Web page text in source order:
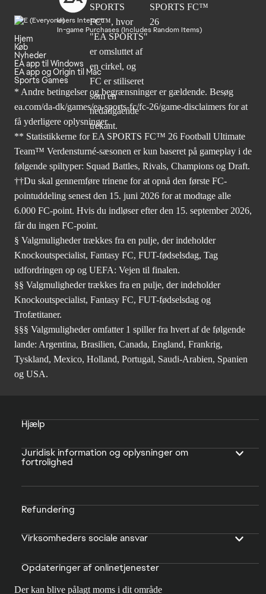
Users Interact
In-game Purchases (Includes Random Items)
Hjem
Køb
Nyheder
EA app til Windows
EA app og Origin til Mac
Sports Games
* Andre betingelser og begrænsninger er gældende. Besøg
ea.com/da-dk/games/ea-sports-fc/fc-26/game-disclaimers for at
få yderligere oplysninger.
** Statistikkerne for EA SPORTS FC™ 26 Football Ultimate
Team™ Verdensturné-sæsonen er kun baseret på gameplay i de
følgende spiltyper: Squad Battles, Rivals, Champions og Draft.
††Du skal gennemføre trinene for at opnå den første FC-
pointuddeling senest den 15. juni 2026 for at modtage alle
6.000 FC-point. Hvis du indløser efter den 15. september 2026,
får du ingen FC-point.
§ Valgmuligheder trækkes fra en pulje, der indeholder
Knockoutspecialist, Fantasy FC, FUT-fødselsdag, Tag
udfordringen op og UEFA: Vejen til finalen.
§§ Valgmuligheder trækkes fra en pulje, der indeholder
Knockoutspecialist, Fantasy FC, FUT-fødselsdag og
Trofætitaner.
§§§ Valgmuligheder omfatter 1 spiller fra hvert af de følgende
lande: Argentina, Brasilien, Canada, England, Frankrig,
Tyskland, Mexico, Holland, Portugal, Saudi-Arabien, Spanien
og USA.
Hjælp
Juridisk information og oplysninger om
fortrolighed
Refundering
Virksomheders sociale ansvar
Opdateringer af onlinetjenester
Der kan blive pålagt moms i dit område